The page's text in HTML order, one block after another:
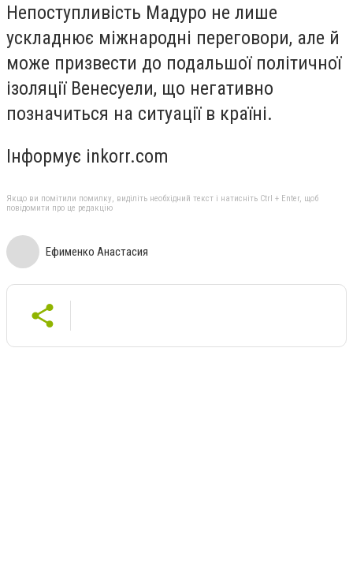
Непоступливість Мадуро не лише
ускладнює міжнародні переговори, але й
може призвести до подальшої політичної
ізоляції Венесуели, що негативно
позначиться на ситуації в країні.
Інформує inkorr.com
Якщо ви помітили помилку, виділіть необхідний текст і натисніть Ctrl + Enter, щоб
повідомити про це редакцію
Ефименко Анастасия